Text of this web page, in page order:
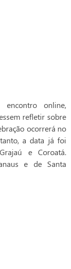
online,
refletir sobre
ocorrerá no
a data já foi
e Coroatá.
e de Santa